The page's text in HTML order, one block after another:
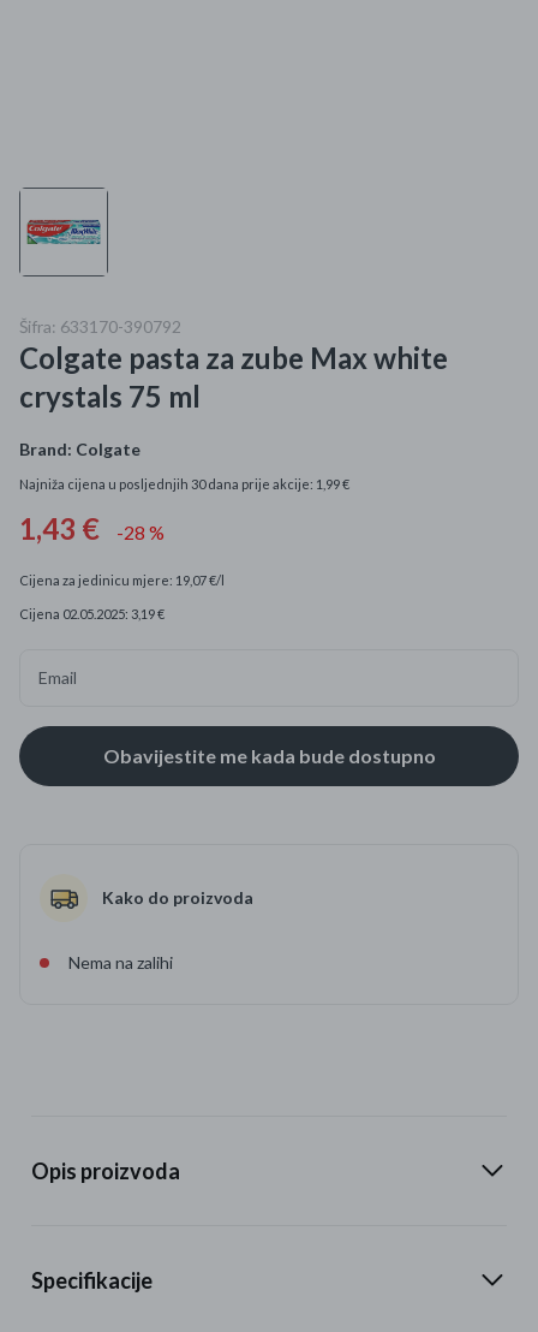
Specijalne kategorije
Čišćenje zaliha
Kišobrani akcija
Ograničena cijena
Roba s greškom
Šifra: 633170-390792
Colgate pasta za zube Max white
crystals 75 ml
Brand: Colgate
Najniža cijena u posljednjih 30 dana prije akcije: 1,99 €
1,43 € -28 %
Cijena za jedinicu mjere: 19,07 €/l
Cijena 02.05.2025: 3,19 €
Email
Kako do proizvoda
Nema na zalihi
Opis proizvoda
Specifikacije